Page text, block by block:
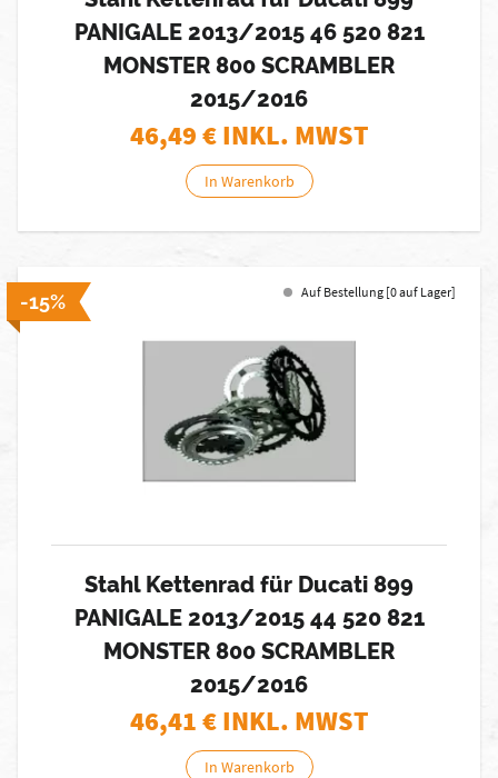
PANIGALE 2013/2015 46 520 821
MONSTER 800 SCRAMBLER
2015/2016
46,49€ INKL. MWST
In Warenkorb
-15% Auf Bestellung [0 auf Lager]
Stahl Kettenrad für Ducati 899
PANIGALE 2013/2015 44 520 821
MONSTER 800 SCRAMBLER
2015/2016
46,41€ INKL. MWST
In Warenkorb